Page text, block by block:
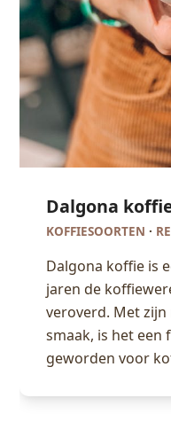
Dalgona
KOFFIESOORTEN ·
Dalgona koffie is
jaren de
veroverd. Met
smaak, is het
geworden voor